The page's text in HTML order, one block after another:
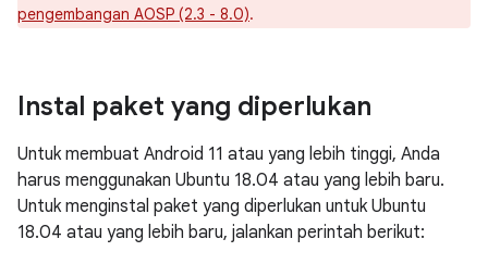
pengembangan AOSP (2.3 - 8.0).
Instal paket yang diperlukan
Untuk membuat Android 11 atau yang lebih tinggi, Anda
harus menggunakan Ubuntu 18.04 atau yang lebih baru.
Untuk menginstal paket yang diperlukan untuk Ubuntu
18.04 atau yang lebih baru, jalankan perintah berikut: